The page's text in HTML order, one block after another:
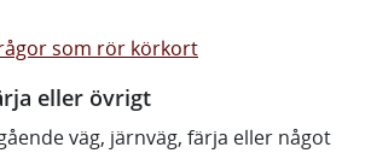
som rör körkort
eller övrigt
väg, järnväg, färja eller något